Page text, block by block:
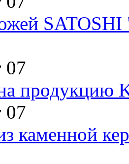
07
продукцию
07
каменной